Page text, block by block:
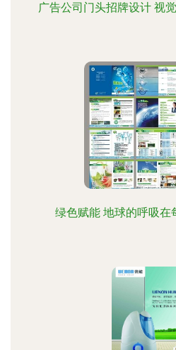
广告公司门头招牌设计 视
绿色赋能 地球的呼吸在